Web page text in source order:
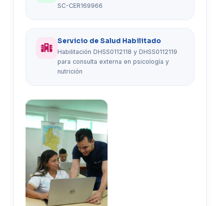
SC-CER169966
Servicio de Salud Habilitado
Habilitación DHSS0112118 y DHSS0112119
para consulta externa en psicología y
nutrición